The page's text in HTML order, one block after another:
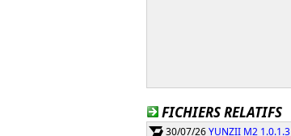
FICHIERS RELATIFS
30/07/26YUNZII M2 1.0.1.3